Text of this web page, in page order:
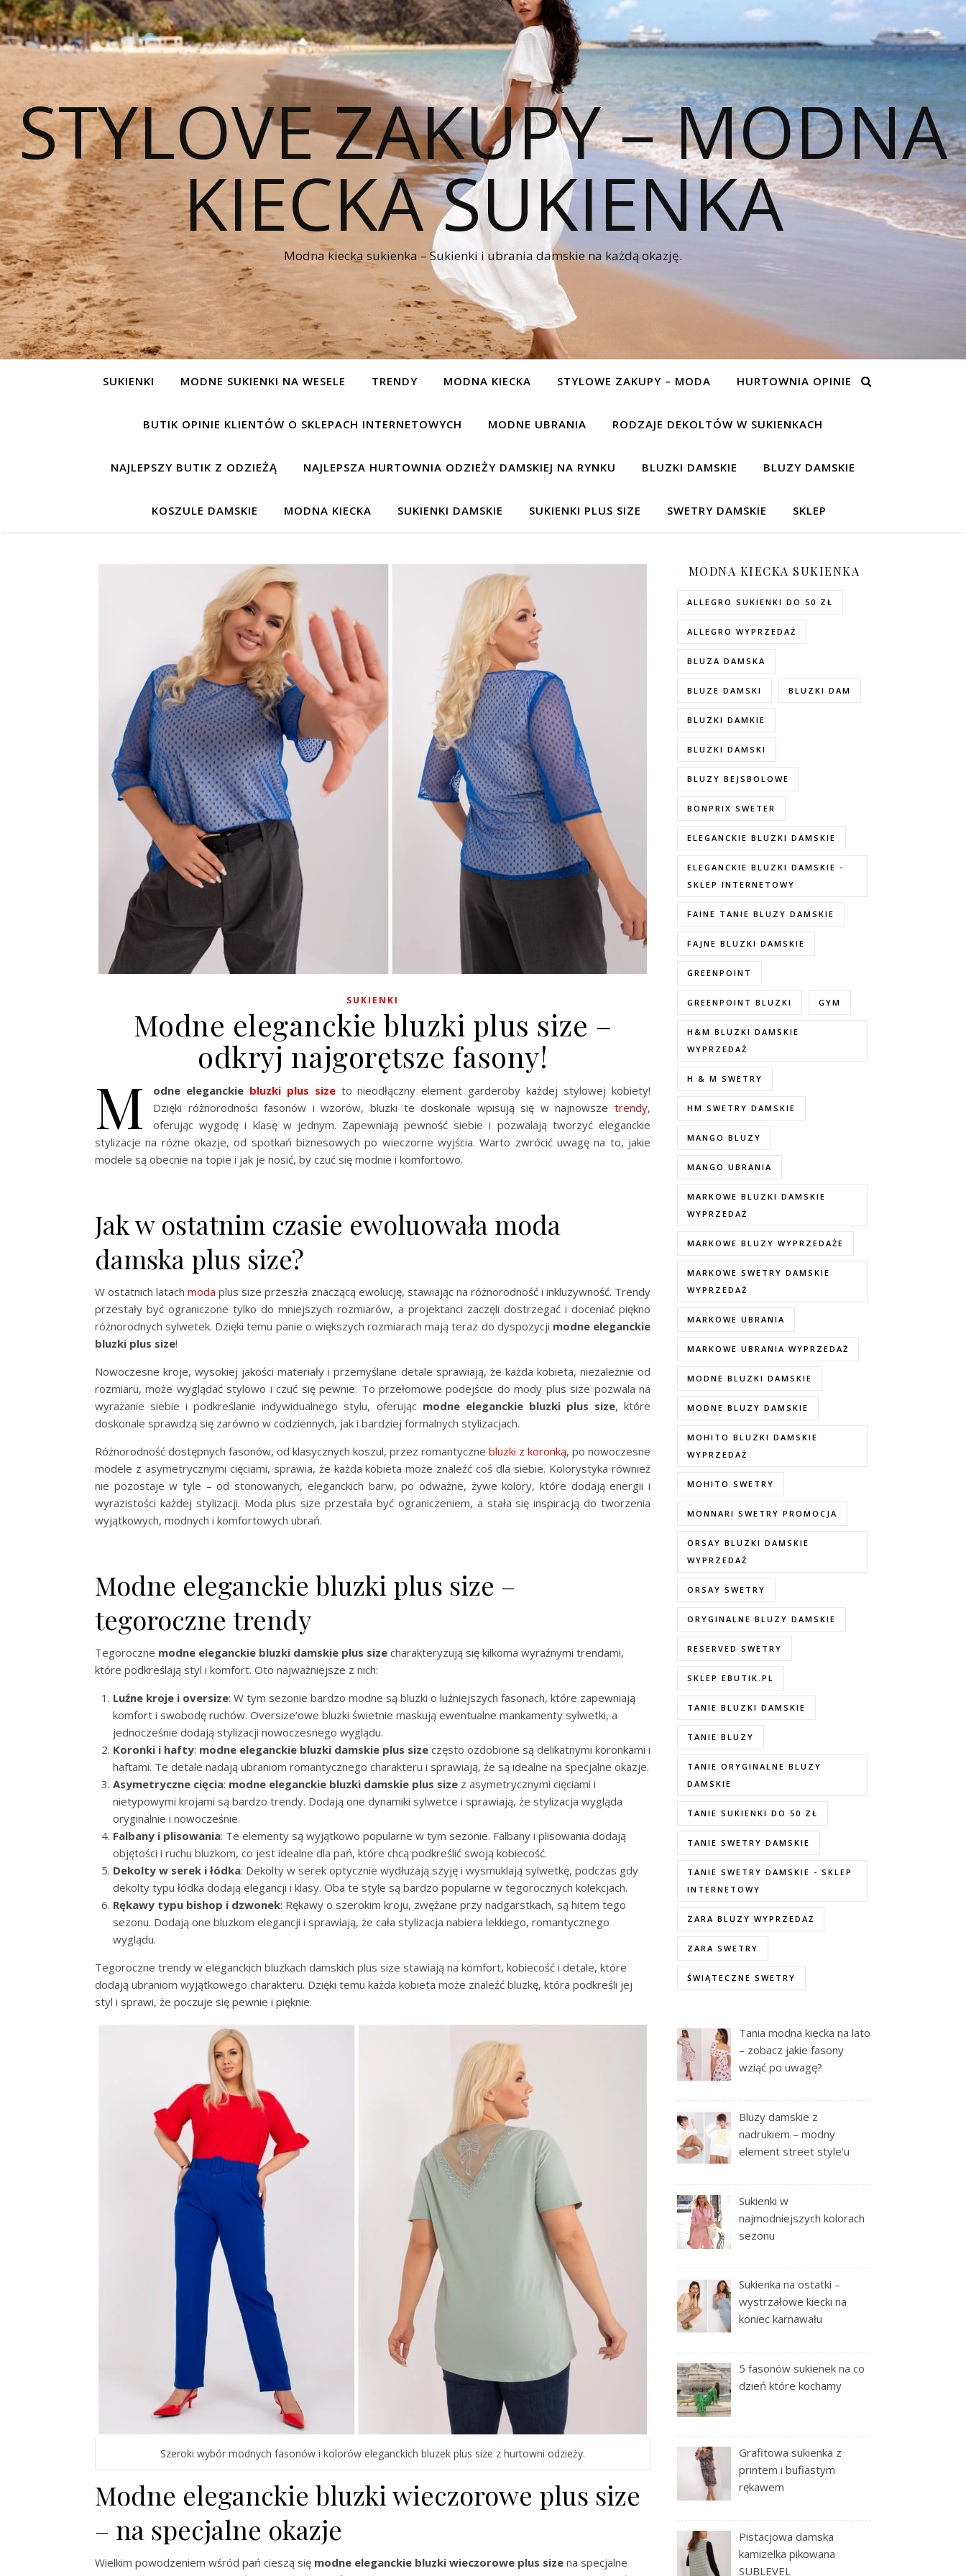
STYLOVE ZAKUPY – MODNA
KIECKA SUKIENKA
Modna kiecka sukienka – Sukienki i ubrania damskie na każdą okazję.
SUKIENKI MODNE SUKIENKI NA WESELE TRENDY MODNA KIECKA STYLOWE ZAKUPY – MODA HURTOWNIA OPINIE
BUTIK OPINIE KLIENTÓW O SKLEPACH INTERNETOWYCH MODNE UBRANIA RODZAJE DEKOLTÓW W SUKIENKACH
NAJLEPSZY BUTIK Z ODZIEŻĄ NAJLEPSZA HURTOWNIA ODZIEŻY DAMSKIEJ NA RYNKU BLUZKI DAMSKIE BLUZY DAMSKIE
KOSZULE DAMSKIE MODNA KIECKA SUKIENKI DAMSKIE SUKIENKI PLUS SIZE SWETRY DAMSKIE SKLEP
SUKIENKI
Modne eleganckie bluzki plus size –
odkryj najgorętsze fasony!
M odne eleganckie bluzki plus sizeto nieodłączny element garderoby każdej stylowej kobiety!
Dzięki różnorodności fasonów i wzorów, bluzki te doskonale wpisują się w najnowsze trendy,
oferując wygodę i klasę w jednym. Zapewniają pewność siebie i pozwalają tworzyć eleganckie
stylizacje na różne okazje, od spotkań biznesowych po wieczorne wyjścia. Warto zwrócić uwagę na to, jakie
modele są obecnie na topie i jak je nosić, by czuć się modnie i komfortowo.
Jak w ostatnim czasie ewoluowała moda
damska plus size?
W ostatnich latachmoda plus size przeszła znaczącą ewolucję, stawiając na różnorodność i inkluzywność. Trendy
przestały być ograniczone tylko do mniejszych rozmiarów, a projektanci zaczęli dostrzegać i doceniać piękno
różnorodnych sylwetek. Dzięki temu panie o większych rozmiarach mają teraz do dyspozycji modne eleganckie
bluzki plus size!
Nowoczesne kroje, wysokiej jakości materiały i przemyślane detale sprawiają, że każda kobieta, niezależnie od
rozmiaru, może wyglądać stylowo i czuć się pewnie. To przełomowe podejście do mody plus size pozwala na
wyrażanie siebie i podkreślanie indywidualnego stylu, oferując modne eleganckie bluzki plus size, które
doskonale sprawdzą się zarówno w codziennych, jak i bardziej formalnych stylizacjach.
Różnorodność dostępnych fasonów, od klasycznych koszul, przez romantyczne bluzki z koronką, po nowoczesne
modele z asymetrycznymi cięciami, sprawia, że każda kobieta może znaleźć coś dla siebie. Kolorystyka również
nie pozostaje w tyle – od stonowanych, eleganckich barw, po odważne, żywe kolory, które dodają energii i
wyrazistości każdej stylizacji. Moda plus size przestała być ograniczeniem, a stała się inspiracją do tworzenia
wyjątkowych, modnych i komfortowych ubrań.
Modne eleganckie bluzki plus size –
tegoroczne trendy
Tegoroczne modne eleganckie bluzki damskie plus size charakteryzują się kilkoma wyraźnymi trendami,
które podkreślają styl i komfort. Oto najważniejsze z nich:
Luźne kroje i oversize: W tym sezonie bardzo modne są bluzki o luźniejszych fasonach, które zapewniają
komfort i swobodę ruchów. Oversize’owe bluzki świetnie maskują ewentualne mankamenty sylwetki, a
jednocześnie dodają stylizacji nowoczesnego wyglądu.
Koronki i hafty: modne eleganckie bluzki damskie plus size często ozdobione są delikatnymi koronkami i
haftami. Te detale nadają ubraniom romantycznego charakteru i sprawiają, że są idealne na specjalne okazje.
Asymetryczne cięcia: modne eleganckie bluzki damskie plus size z asymetrycznymi cięciami i
nietypowymi krojami są bardzo trendy. Dodają one dynamiki sylwetce i sprawiają, że stylizacja wygląda
oryginalnie i nowocześnie.
Falbany i plisowania: Te elementy są wyjątkowo popularne w tym sezonie. Falbany i plisowania dodają
objętości i ruchu bluzkom, co jest idealne dla pań, które chcą podkreślić swoją kobiecość.
Dekolty w serek i łódka: Dekolty w serek optycznie wydłużają szyję i wysmuklają sylwetkę, podczas gdy
dekolty typu łódka dodają elegancji i klasy. Oba te style są bardzo popularne w tegorocznych kolekcjach.
Rękawy typu bishop i dzwonek: Rękawy o szerokim kroju, zwężane przy nadgarstkach, są hitem tego
sezonu. Dodają one bluzkom elegancji i sprawiają, że cała stylizacja nabiera lekkiego, romantycznego
wyglądu.
Tegoroczne trendy w eleganckich bluzkach damskich plus size stawiają na komfort, kobiecość i detale, które
dodają ubraniom wyjątkowego charakteru. Dzięki temu każda kobieta może znaleźć bluzkę, która podkreśli jej
styl i sprawi, że poczuje się pewnie i pięknie.
Szeroki wybór modnych fasonów i kolorów eleganckich bluzek plus size z hurtowni odzieży.
Modne eleganckie bluzki wieczorowe plus size
– na specjalne okazje
Wielkim powodzeniem wśród pań cieszą się modne eleganckie bluzki wieczorowe plus size na specjalne
MODNA KIECKA SUKIENKA
ALLEGRO SUKIENKI DO 50 ZŁ
ALLEGRO WYPRZEDAŻ
BLUZA DAMSKA
BLUZE DAMSKI BLUZKI DAM
BLUZKI DAMKIE
BLUZKI DAMSKI
BLUZY BEJSBOLOWE
BONPRIX SWETER
ELEGANCKIE BLUZKI DAMSKIE
ELEGANCKIE BLUZKI DAMSKIE -
SKLEP INTERNETOWY
FAINE TANIE BLUZY DAMSKIE
FAJNE BLUZKI DAMSKIE
GREENPOINT
GREENPOINT BLUZKI GYM
H&M BLUZKI DAMSKIE
WYPRZEDAŻ
H & M SWETRY
HM SWETRY DAMSKIE
MANGO BLUZY
MANGO UBRANIA
MARKOWE BLUZKI DAMSKIE
WYPRZEDAŻ
MARKOWE BLUZY WYPRZEDAŻE
MARKOWE SWETRY DAMSKIE
WYPRZEDAŻ
MARKOWE UBRANIA
MARKOWE UBRANIA WYPRZEDAŻ
MODNE BLUZKI DAMSKIE
MODNE BLUZY DAMSKIE
MOHITO BLUZKI DAMSKIE
WYPRZEDAŻ
MOHITO SWETRY
MONNARI SWETRY PROMOCJA
ORSAY BLUZKI DAMSKIE
WYPRZEDAŻ
ORSAY SWETRY
ORYGINALNE BLUZY DAMSKIE
RESERVED SWETRY
SKLEP EBUTIK.PL
TANIE BLUZKI DAMSKIE
TANIE BLUZY
TANIE ORYGINALNE BLUZY
DAMSKIE
TANIE SUKIENKI DO 50 ZŁ
TANIE SWETRY DAMSKIE
TANIE SWETRY DAMSKIE - SKLEP
INTERNETOWY
ZARA BLUZY WYPRZEDAŻ
ZARA SWETRY
ŚWIĄTECZNE SWETRY
Tania modna kiecka na lato
– zobacz jakie fasony
wziąć po uwagę?
Bluzy damskie z
nadrukiem – modny
element street style’u
Sukienki w
najmodniejszych kolorach
sezonu
Sukienka na ostatki –
wystrzałowe kiecki na
koniec karnawału
5 fasonów sukienek na co
dzień które kochamy
Grafitowa sukienka z
printem i bufiastym
rękawem
Pistacjowa damska
kamizelka pikowana
SUBLEVEL